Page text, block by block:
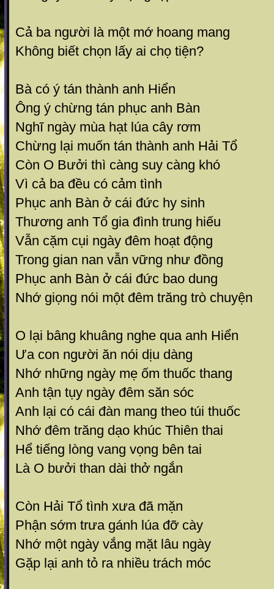
Cả ba người là một mớ hoang mang
Không biết chọn lấy ai chọ tiện?
Bà có ý tán thành anh Hiển
Ông ý chừng tán phục anh Bàn
Nghĩ ngày mùa hạt lúa cây rơm
Chừng lại muốn tán thành anh Hải Tổ
Còn O Bưởi thì càng suy càng khó
Vì cả ba đều có cảm tình
Phục anh Bàn ở cái đức hy sinh
Thương anh Tổ gia đình trung hiếu
Vẫn cặm cụi ngày đêm hoạt động
Trong gian nan vẫn vững như đồng
Phục anh Bàn ở cái đức bao dung
Nhớ giọng nói một đêm trăng trò chuyện
O lại bâng khuâng nghe qua anh Hiển
Ưa con người ăn nói dịu dàng
Nhớ những ngày mẹ ốm thuốc thang
Anh tận tụy ngày đêm săn sóc
Anh lại có cái đàn mang theo túi thuốc
Nhớ đêm trăng dạo khúc Thiên thai
Hể tiếng lòng vang vọng bên tai
Là O bưởi than dài thở ngắn
Còn Hải Tổ tình xưa đã mặn
Phận sớm trưa gánh lúa đỡ cày
Nhớ một ngày vắng mặt lâu ngày
Gặp lại anh tỏ ra nhiều trách móc